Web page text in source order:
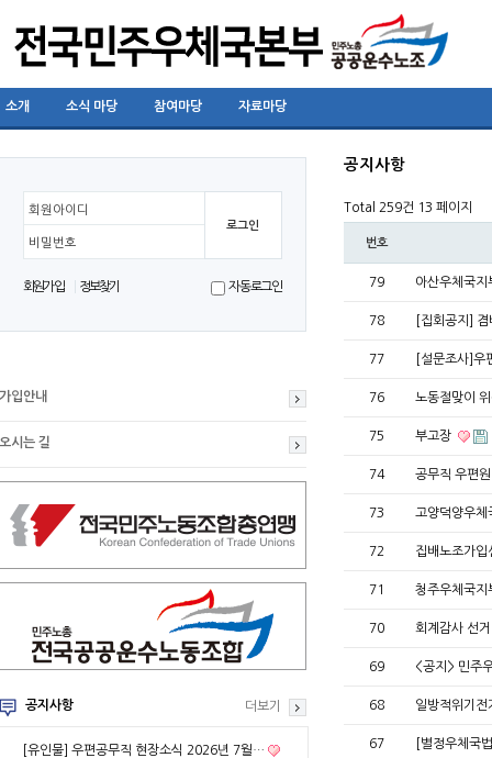
소개 소식 마당 참여마당 자료마당
회원아이디
비밀번호
회원가입 정보찾기 자동로그인
가입안내
오시는 길
공지사항
[유인물] 우편공무직 현장소식 2026년 7월…
더보기
공지사항
Total 259건 13 페이지
번호
79 아산우체국
78 [집회공지]
77 [설문조사]
76 노동절맞이
75 부고장
74 공무직 우편
73 고양덕양우
72 집배노조가
71 청주우체국
70 회계감사 선
69 <공지> 민주
68 일방적위기
67 [별정우체국